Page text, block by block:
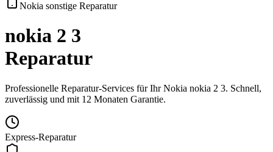
Nokia sonstige Reparatur
nokia 2 3
Reparatur
Professionelle Reparatur-Services für IhrNokia nokia 2 3. Schnell,
zuverlässig und mit 12 Monaten Garantie.
Express-Reparatur